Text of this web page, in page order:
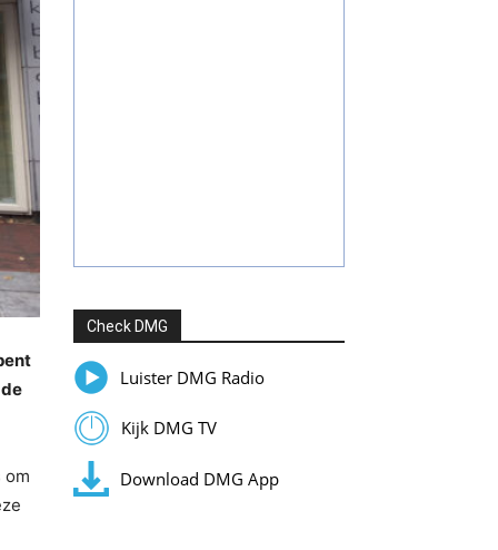
om
Check DMG
Luister DMG Radio
Kijk DMG TV
Download DMG App